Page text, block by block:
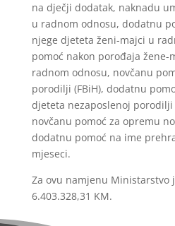
na dječji dodatak, naknadu
u radnom odnosu, dodatnu
njege djeteta ženi-majci u
pomoć nakon porođaja žene-
radnom odnosu, novčanu
porodilji (FBiH), dodatnu
djeteta nezaposlenoj porodilji
novčanu pomoć za opremu
dodatnu pomoć na ime
mjeseci.
Za ovu namjenu Ministarstvo
6.403.328,31 KM.